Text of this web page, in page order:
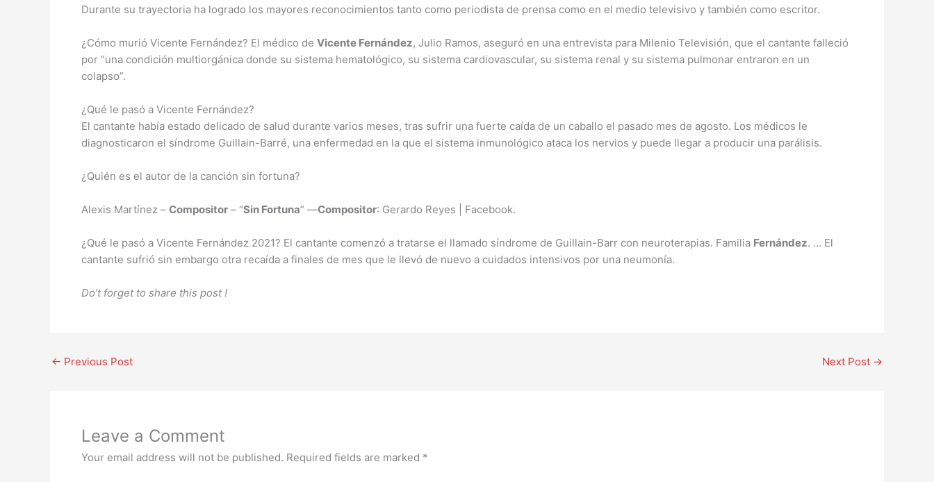
Durante su trayectoria ha logrado los mayores reconocimientos tanto como periodista de prensa como en el medio televisivo y también como escritor.
¿Cómo murió Vicente Fernández? El médico de Vicente Fernández, Julio Ramos, aseguró en una entrevista para Milenio Televisión, que el cantante falleció
por “una condición multiorgánica donde su sistema hematológico, su sistema cardiovascular, su sistema renal y su sistema pulmonar entraron en un
colapso”.
¿Qué le pasó a Vicente Fernández?
El cantante había estado delicado de salud durante varios meses, tras sufrir una fuerte caída de un caballo el pasado mes de agosto. Los médicos le
diagnosticaron el síndrome Guillain-Barré, una enfermedad en la que el sistema inmunológico ataca los nervios y puede llegar a producir una parálisis.
¿Quién es el autor de la canción sin fortuna?
Alexis Martínez – Compositor – “Sin Fortuna” —Compositor: Gerardo Reyes | Facebook.
¿Qué le pasó a Vicente Fernández 2021? El cantante comenzó a tratarse el llamado síndrome de Guillain-Barr con neuroterapias. Familia Fernández. … El
cantante sufrió sin embargo otra recaída a finales de mes que le llevó de nuevo a cuidados intensivos por una neumonía.
Do’t forget to share this post !
← Previous Post Next Post →
Leave a Comment
Your email address will not be published. Required fields are marked *